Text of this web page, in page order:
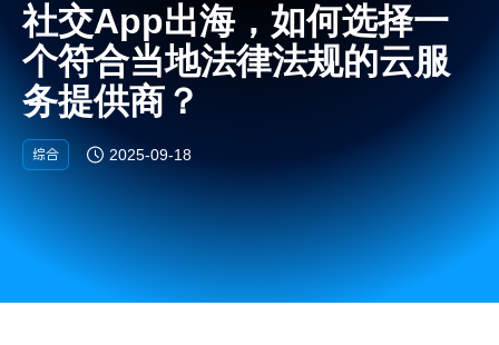
社交App出海，如何选择一
个符合当地法律法规的云服
务提供商？
综合 2025-09-18